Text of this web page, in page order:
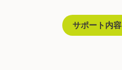
サポート内容